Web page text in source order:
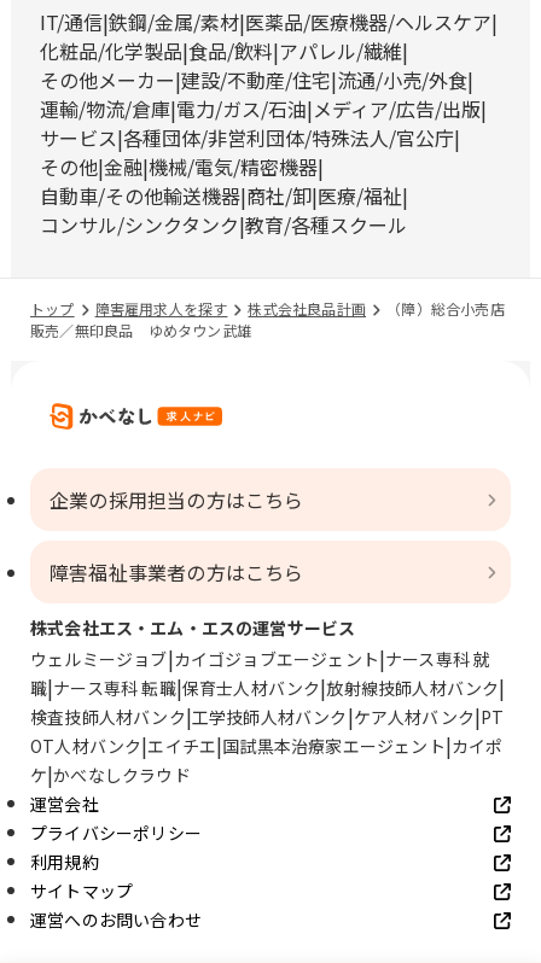
IT/通信 鉄鋼/金属/素材 医薬品/医療機器/ヘルスケア
化粧品/化学製品 食品/飲料 アパレル/繊維
その他メーカー 建設/不動産/住宅 流通/小売/外食
運輸/物流/倉庫 電力/ガス/石油 メディア/広告/出版
サービス 各種団体/非営利団体/特殊法人/官公庁
その他 金融 機械/電気/精密機器
自動車/その他輸送機器 商社/卸 医療/福祉
コンサル/シンクタンク 教育/各種スクール
トップ 障害雇用求人を探す 株式会社良品計画
（障）総合小売店
販売／無印良品 ゆめタウン武雄
企業の採用担当の方はこちら
障害福祉事業者の方はこちら
株式会社エス・エム・エスの運営サービス
ウェルミージョブ カイゴジョブエージェント ナース専科 就
職 ナース専科 転職 保育士人材バンク 放射線技師人材バンク
検査技師人材バンク 工学技師人材バンク ケア人材バンク PT
OT人材バンク エイチエ 国試黒本治療家エージェント カイポ
ケ かべなしクラウド
運営会社
プライバシーポリシー
利用規約
サイトマップ
運営へのお問い合わせ